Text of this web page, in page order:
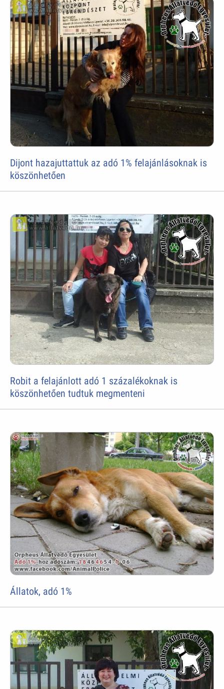
Dijont hazajuttattuk az adó 1% felajánlásoknak is
köszönhetően
Robit a felajánlott adó 1 százalékoknak is
köszönhetően tudtuk megmenteni
Állatok, adó 1%